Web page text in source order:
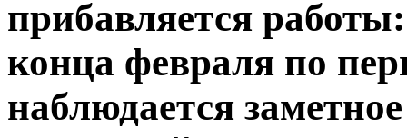
прибавляется
конца февраля по
наблюдается